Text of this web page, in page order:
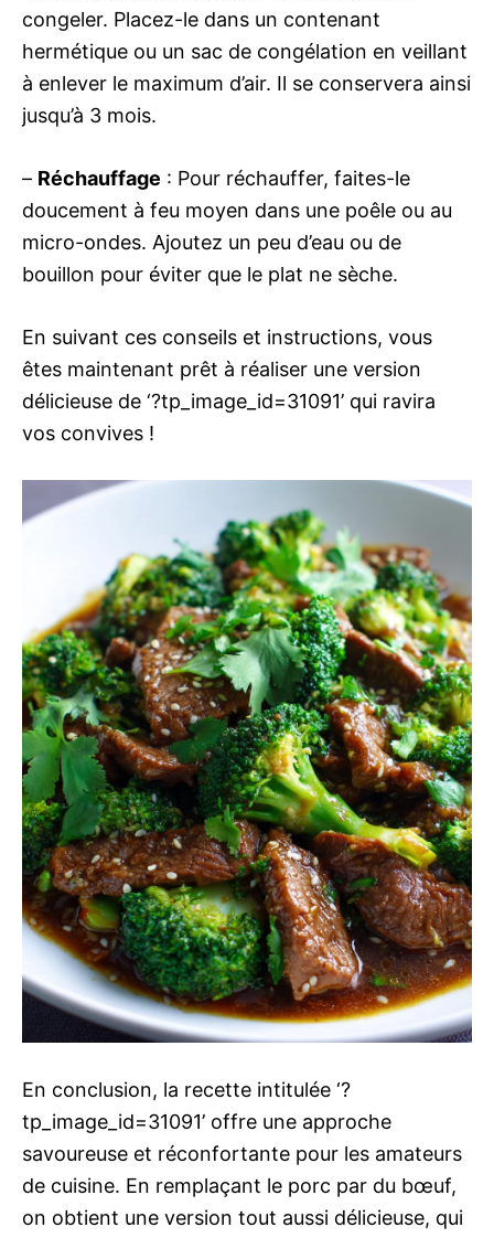
congeler. Placez-le dans un contenant
hermétique ou un sac de congélation en veillant
à enlever le maximum d’air. Il se conservera ainsi
jusqu’à 3 mois.
– Réchauffage : Pour réchauffer, faites-le
doucement à feu moyen dans une poêle ou au
micro-ondes. Ajoutez un peu d’eau ou de
bouillon pour éviter que le plat ne sèche.
En suivant ces conseils et instructions, vous
êtes maintenant prêt à réaliser une version
délicieuse de ‘?tp_image_id=31091’ qui ravira
vos convives !
En conclusion, la recette intitulée ‘?
tp_image_id=31091’ offre une approche
savoureuse et réconfortante pour les amateurs
de cuisine. En remplaçant le porc par du bœuf,
on obtient une version tout aussi délicieuse, qui